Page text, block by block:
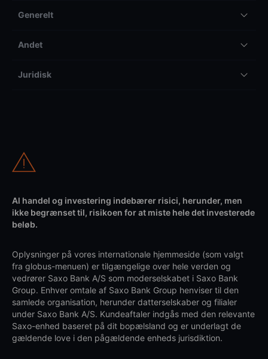
Generelt
Andet
Juridisk
Al handel og investering indebærer risici, herunder, men
ikke begrænset til, risikoen for at miste hele det investerede
beløb.
Oplysninger på vores internationale hjemmeside (som valgt
fra globus-menuen) er tilgængelige over hele verden og
vedrører Saxo Bank A/S som moderselskabet i Saxo Bank
Group. Enhver omtale af Saxo Bank Group henviser til den
samlede organisation, herunder datterselskaber og filialer
under Saxo Bank A/S. Kundeaftaler indgås med den relevante
Saxo-enhed baseret på dit bopælsland og er underlagt de
gældende love i den pågældende enheds jurisdiktion.